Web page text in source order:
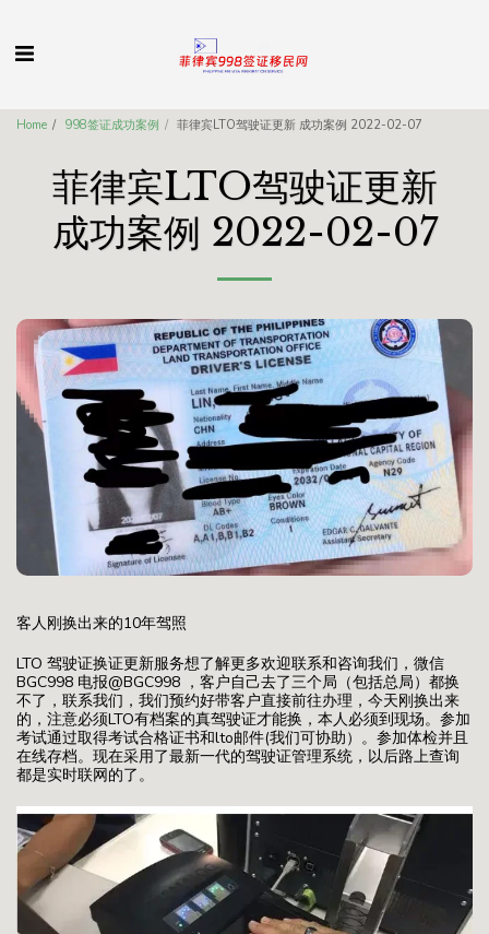
Home 998签证成功案例 菲律宾LTO驾驶证更新 成功案例 2022-02-07
菲律宾LTO驾驶证更新
成功案例 2022-02-07
客人刚换出来的10年驾照
LTO 驾驶证换证更新服务想了解更多欢迎联系和咨询我们，微信
BGC998 电报@BGC998 ，客户自己去了三个局（包括总局）都换
不了，联系我们，我们预约好带客户直接前往办理，今天刚换出来
的，注意必须LTO有档案的真驾驶证才能换，本人必须到现场。参加
考试通过取得考试合格证书和lto邮件(我们可协助）。参加体检并且
在线存档。现在采用了最新一代的驾驶证管理系统，以后路上查询
都是实时联网的了。